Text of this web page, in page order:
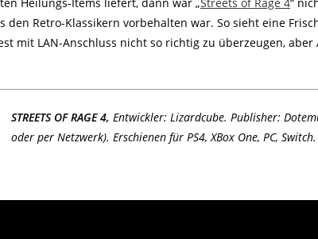
den Retro-Klassikern vorbehalten war. So sieht eine
mit LAN-Anschluss nicht so richtig zu überzeugen,
STREETS OF RAGE 4, Entwickler: Lizardcube. Publisher:
oder per Netzwerk). Erschienen für PS4, XBox One, PC, Switch.